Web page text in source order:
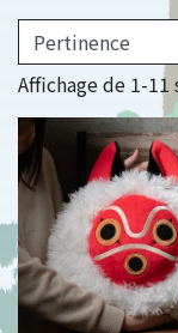
Affichage de 1-